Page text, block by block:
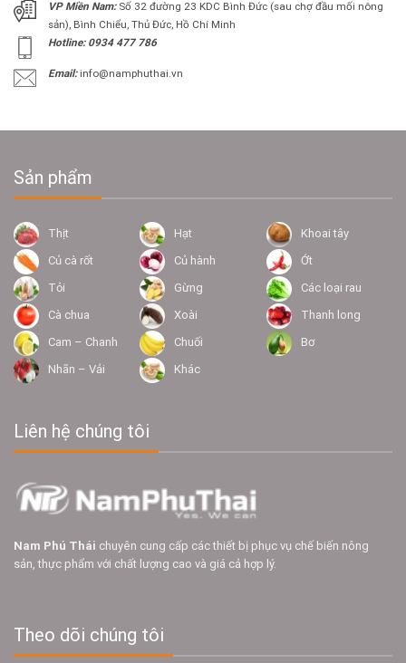
VP Miền Nam:Số 32 đường 23 KDC Bình Đức (sau chợ đầu mối nông
sản), Bình Chiểu, Thủ Đức, Hồ Chí Minh
Hotline: 0934 477 786
Email:info@namphuthai.vn
Sản phẩm
Thịt Hạt
Khoai tây
Củ cà rốt
Củ hành
Ớt
Tỏi
Gừng
Các loại rau
Cà chua
Xoài
Thanh long
Cam – Chanh
Chuối
Bơ
Nhãn – Vải
Khác
Liên hệ chúng tôi
Nam Phú Thái chuyên cung cấp các thiết bị phục vụ chế biến nông
sản, thực phẩm với chất lượng cao và giá cả hợp lý.
Theo dõi chúng tôi